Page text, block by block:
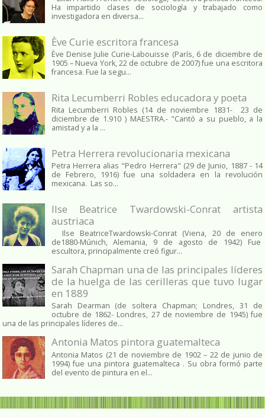
Ha impartido clases de sociología y trabajado como
investigadora en diversa...
Ève Curie escritora francesa
Ève Denise Julie Curie-Labouisse (París, 6 de diciembre de
1905 – Nueva York, 22 de octubre de 2007) fue una escritora
francesa. Fue la segu...
Rita Lecumberri Robles educadora y poeta
Rita Lecumberri Robles (14 de noviembre 1831- 23 de
diciembre de 1.910 ) MAESTRA.- "Cantó a su pueblo, a la
amistad y a la ...
Petra Herrera revolucionaria mexicana
Petra Herrera alias "Pedro Herrera" (29 de Junio, 1887 - 14
de Febrero, 1916) fue una soldadera en la revolución
mexicana. Las so...
Ilse Beatrice Twardowski-Conrat artista
austriaca
Ilse BeatriceTwardowski-Conrat (Viena, 20 de enero
de1880-Múnich, Alemania, 9 de agosto de 1942) Fue
escultora, principalmente creó figur...
Sarah Chapman una de las principales líderes
de la huelga de las cerilleras que tuvo lugar
en 1889
Sarah Dearman (de soltera Chapman; Londres, 31 de
octubre de 1862​- Londres, 27 de noviembre de 1945)​ fue
una de las principales líderes de...
Antonia Matos pintora guatemalteca
Antonia Matos (21 de noviembre de 1902 – 22 de junio de
1994) fue una pintora guatemalteca . Su obra formó parte
del evento de pintura en el...